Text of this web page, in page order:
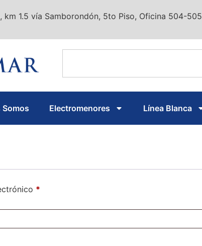
km 1.5 vía Samborondón, 5to Piso, Oficina 504-505
Somos Electromenores Línea Blanca
*